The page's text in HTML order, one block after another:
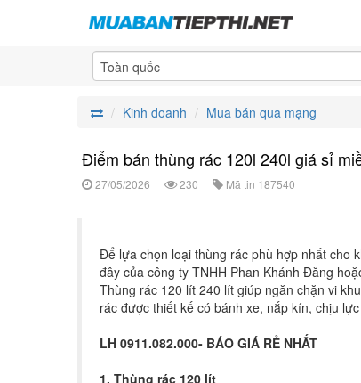
Toàn quốc
Kinh doanh Mua bán qua mạng
Điểm bán thùng rác 120l 240l giá sỉ
27/05/2026 230 Mã tin 187540
Để lựa chọn loại thùng rác phù hợp nhất cho
đây của công ty TNHH Phan Khánh Đăng
Thùng rác 120 lít 240 lít giúp ngăn chặn vi
rác được thiết kế có bánh xe, nắp kín, chịu
LH 0911.082.000- BÁO GIÁ RẺ NHẤT
1. Thùng rác 120 lít